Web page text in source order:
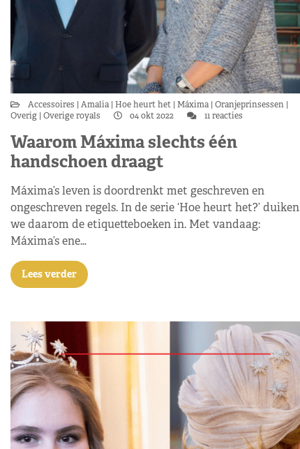
Accessoires Amalia Hoe heurt het Máxima Oranjeprinsessen
Overig Overige royals 04 okt 2022 11 reacties
Waarom Máxima slechts één
handschoen draagt
Máxima’s leven is doordrenkt met geschreven en
ongeschreven regels. In de serie ‘Hoe heurt het?’ duiken
we daarom de etiquetteboeken in. Met vandaag:
Máxima’s ene…
Lees verder